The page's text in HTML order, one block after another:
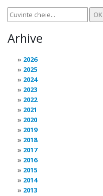
Arhive
2026
2025
2024
2023
2022
2021
2020
2019
2018
2017
2016
2015
2014
2013